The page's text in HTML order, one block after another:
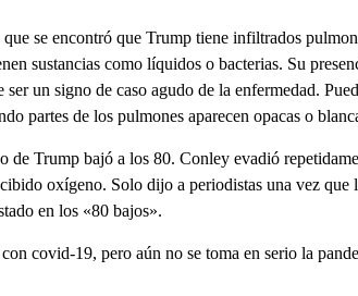
se encontró que Trump tiene infiltrados
sustancias como líquidos o bacterias. Su
un signo de caso agudo de la enfermedad.
partes de los pulmones aparecen opacas o
Trump bajó a los 80. Conley evadió
oxígeno. Solo dijo a periodistas una vez que
en los «80 bajos».
covid-19, pero aún no se toma en serio la